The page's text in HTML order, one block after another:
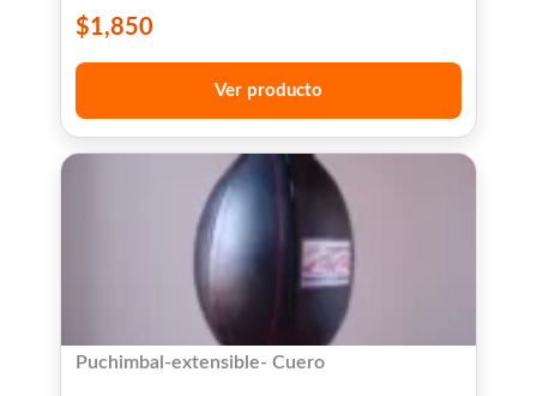
$1,850
Ver producto
Puchimbal-extensible- Cuero